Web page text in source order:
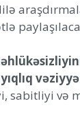
sabitliyi və